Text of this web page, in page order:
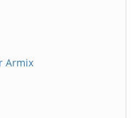
Armix